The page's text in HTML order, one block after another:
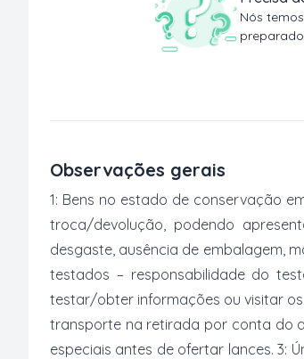
Nós
Observações gerais
1: Bens no estado de conservação
troca/devolução, podendo
desgaste, ausência de embalagem,
testados – responsabilidade do
testar/obter informações ou visitar os
transporte na retirada por conta do
especiais antes de ofertar lances. 3: